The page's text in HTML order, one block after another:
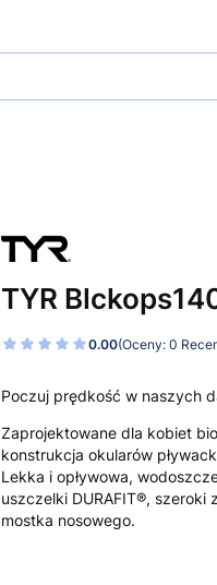
TYR
0.00(Oceny: 0
Poczuj prędkość w naszych
Zaprojektowane dla kobiet
konstrukcja okularów
Lekka i opływowa,
uszczelki DURAFIT®,
mostka nosowego.